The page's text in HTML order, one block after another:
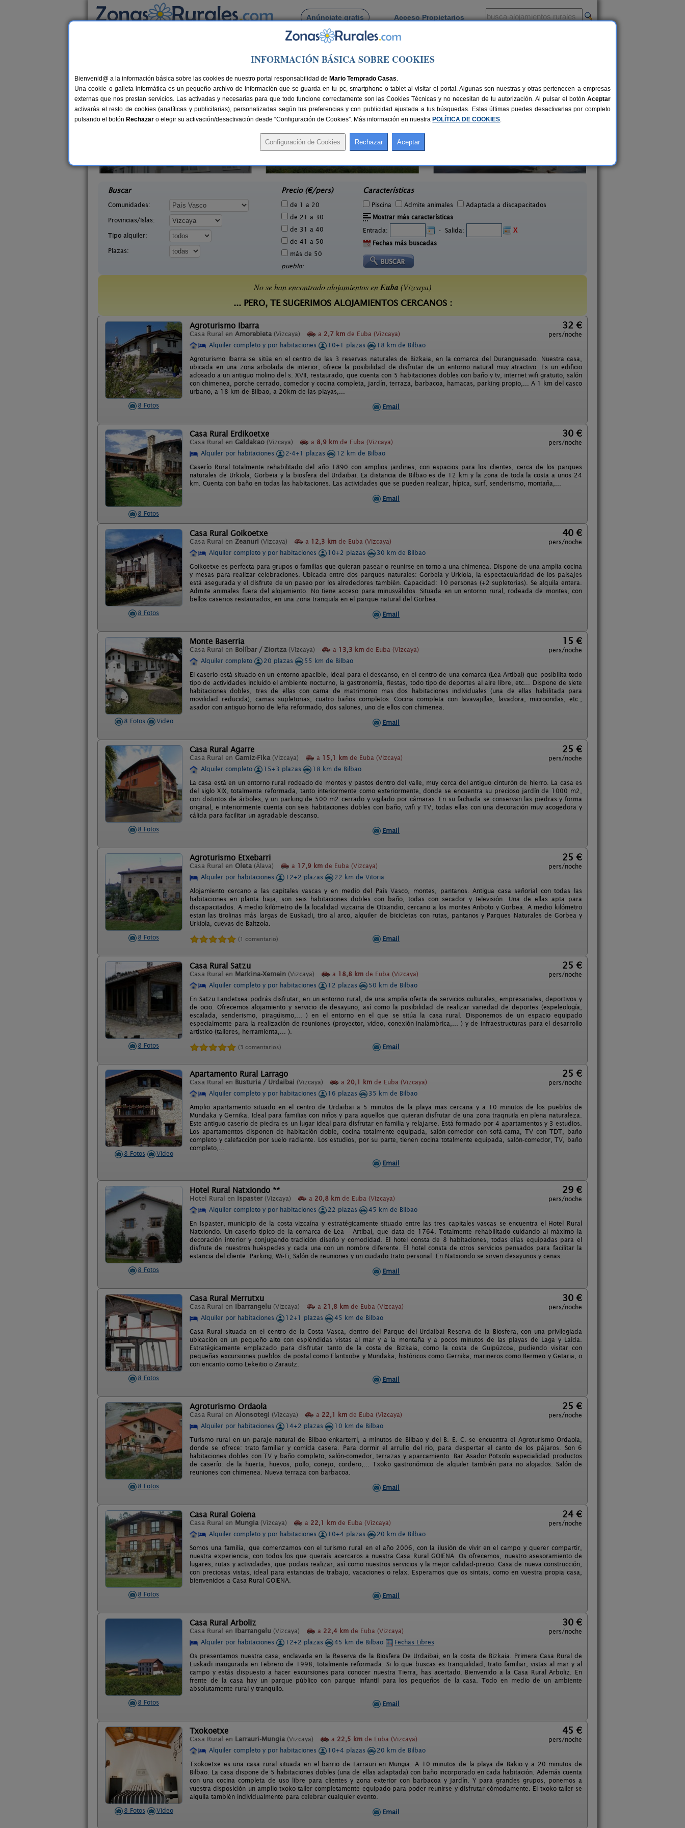
Anúnciate gratis Acceso Propietarios
Busca por pueblo
Casas Rurales cerca de Euba
30 €
Casa Rural Arboliz
Buscar
Comunidades:
Provincias/Islas:
Tipo alquiler:
Plazas:
Precio (€/pers)
de 1 a 20
de 21 a 30
de 31 a 40
de 41 a 50
más de 50
pueblo:
Características
Piscina Admite animales
Adaptada a discapacitados
Mostrar más características
Entrada:
- Salida:
X
Fechas más buscadas
No se han encontrado alojamientos enEuba (Vizcaya)
... PERO, TE SUGERIMOS ALOJAMIENTOS CERCANOS :
8 Fotos
Agroturismo Ibarra
Casa Rural en Amorebieta (Vizcaya) a 2,7 km de Euba (Vizcaya)
32 €
pers/noche
Alquiler completo y por habitaciones
10+1 plazas
18 km de Bilbao
Agroturismo Ibarra se sitúa en el centro de las 3 reservas naturales de Bizkaia, en la comarca del Duranguesado. Nuestra casa,
ubicada en una zona arbolada de interior, ofrece la posibilidad de disfrutar de un entorno natural muy atractivo. Es un edificio
adosado a un antiguo molino del s. XVII, restaurado, que cuenta con 5 habitaciones dobles con baño y tv, internet wifi gratuito, salón
con chimenea, porche cerrado, comedor y cocina completa, jardín, terraza, barbacoa, hamacas, parking propio,... A 1 km del casco
urbano, a 18 km de Bilbao, a 20km de las playas,...
Email
8 Fotos
Casa Rural Erdikoetxe
Casa Rural en Galdakao (Vizcaya) a 8,9 km de Euba (Vizcaya)
30 €
pers/noche
Alquiler por habitaciones
2-4+1 plazas
12 km de Bilbao
Caserío Rural totalmente rehabilitado del año 1890 con amplios jardines, con espacios para los clientes, cerca de los parques
naturales de Urkiola, Gorbeia y la biosfera del Urdaibai. La distancia de Bilbao es de 12 km y la zona de toda la costa a unos 24
km. Cuenta con baño en todas las habitaciones. Las actividades que se pueden realizar, hípica, surf, senderismo, montaña,...
Email
8 Fotos
Casa Rural Goikoetxe
Casa Rural en Zeanuri (Vizcaya) a 12,3 km de Euba (Vizcaya)
40 €
pers/noche
Alquiler completo y por habitaciones
10+2 plazas
30 km de Bilbao
Goikoetxe es perfecta para grupos o familias que quieran pasear o reunirse en torno a una chimenea. Dispone de una amplia cocina
y mesas para realizar celebraciones. Ubicada entre dos parques naturales: Gorbeia y Urkiola, la espectacularidad de los paisajes
está asegurada y el disfrute de un paseo por los alrededores también. Capacidad: 10 personas (+2 supletorias). Se alquila entera.
Admite animales fuera del alojamiento. No tiene acceso para minusválidos. Situada en un entorno rural, rodeada de montes, con
bellos caserios restaurados, en una zona tranquila en el parque natural del Gorbea.
Email
8 Fotos Video
Monte Baserria
Casa Rural en Bolíbar / Ziortza (Vizcaya) a 13,3 km de Euba (Vizcaya)
15 €
pers/noche
Alquiler completo
20 plazas
55 km de Bilbao
El caserío está situado en un entorno apacible, ideal para el descanso, en el centro de una comarca (Lea-Artibai) que posibilita todo
tipo de actividades incluido el ambiente nocturno, la gastronomía, fiestas, todo tipo de deportes al aire libre, etc... Dispone de siete
habitaciones dobles, tres de ellas con cama de matrimonio mas dos habitaciones individuales (una de ellas habilitada para
movilidad reducida), camas supletorias, cuatro baños completos. Cocina completa con lavavajillas, lavadora, microondas, etc.,
asador con antiguo horno de leña reformado, dos salones, uno de ellos con chimenea.
Email
8 Fotos
Casa Rural Agarre
Casa Rural en Gamiz-Fika (Vizcaya) a 15,1 km de Euba (Vizcaya)
25 €
pers/noche
Alquiler completo
15+3 plazas
18 km de Bilbao
La casa está en un entorno rural rodeado de montes y pastos dentro del valle, muy cerca del antiguo cinturón de hierro. La casa es
del siglo XIX, totalmente reformada, tanto interiormente como exteriormente, donde se encuentra su precioso jardín de 1000 m2,
con distintos de árboles, y un parking de 500 m2 cerrado y vigilado por cámaras. En su fachada se conservan las piedras y forma
original, e interiormente cuenta con seis habitaciones dobles con baño, wifi y TV, todas ellas con una decoración muy acogedora y
cálida para facilitar un agradable descanso.
Email
8 Fotos
Agroturismo Etxebarri
Casa Rural en Oleta (Álava) a 17,9 km de Euba (Vizcaya)
25 €
pers/noche
Alquiler por habitaciones
12+2 plazas
22 km de Vitoria
Alojamiento cercano a las capitales vascas y en medio del País Vasco, montes, pantanos. Antigua casa señorial con todas las
habitaciones en planta baja, son seis habitaciones dobles con baño, todas con secador y televisión. Una de ellas apta para
discapacitados. A medio kilómetro de la localidad vizcaina de Otxandio, cercano a los montes Anboto y Gorbea. A medio kilómetro
estan las tirolinas más largas de Euskadi, tiro al arco, alquiler de bicicletas con rutas, pantanos y Parques Naturales de Gorbea y
Urkiola, cuevas de Baltzola.
(1 comentario) Email
8 Fotos
Casa Rural Satzu
Casa Rural en Markina-Xemein (Vizcaya) a 18,8 km de Euba (Vizcaya)
25 €
pers/noche
Alquiler completo y por habitaciones
12 plazas
50 km de Bilbao
En Satzu Landetxea podrás disfrutar, en un entorno rural, de una amplia oferta de servicios culturales, empresariales, deportivos y
de ocio. Ofrecemos alojamiento y servicio de desayuno, así como la posibilidad de realizar variedad de deportes (espeleología,
escalada, senderismo, piragüismo,... ) en el entorno en el que se sitúa la casa rural. Disponemos de un espacio equipado
especialmente para la realización de reuniones (proyector, video, conexión inalámbrica,... ) y de infraestructuras para el desarrollo
artístico (talleres, herramienta,... ).
(3 comentarios) Email
8 Fotos Video
Apartamento Rural Larrago
Casa Rural en Busturia / Urdaibai (Vizcaya) a 20,1 km de Euba (Vizcaya)
25 €
pers/noche
Alquiler completo y por habitaciones
16 plazas
35 km de Bilbao
Amplio apartamento situado en el centro de Urdaibai a 5 minutos de la playa mas cercana y a 10 minutos de los pueblos de
Mundaka y Gernika. Ideal para familias con niños y para aquellos que quieran disfrutar de una zona traqnuila en plena naturaleza.
Este antiguo caserío de piedra es un lugar ideal para disfrutar en familia y relajarse. Está formado por 4 apartamentos y 3 estudios.
Los apartamentos disponen de habitación doble, cocina totalmente equipada, salón-comedor con sofá-cama, TV con TDT, baño
completo y calefacción por suelo radiante. Los estudios, por su parte, tienen cocina totalmente equipada, salón-comedor, TV, baño
completo,...
Email
8 Fotos
Hotel Rural Natxiondo **
Hotel Rural en Ispaster (Vizcaya) a 20,8 km de Euba (Vizcaya)
29 €
pers/noche
Alquiler completo y por habitaciones
22 plazas
45 km de Bilbao
En Ispaster, municipio de la costa vizcaína y estratégicamente situado entre las tres capitales vascas se encuentra el Hotel Rural
Natxiondo. Un caserío típico de la comarca de Lea – Artibai, que data de 1764. Totalmente rehabilitado cuidando al máximo la
decoración interior y conjugando tradición diseño y comodidad. El hotel consta de 8 habitaciones, todas ellas equipadas para el
disfrute de nuestros huéspedes y cada una con un nombre diferente. El hotel consta de otros servicios pensados para facilitar la
estancia del cliente: Parking, Wi-Fi, Salón de reuniones y un cuidado trato personal. En Natxiondo se sirven desayunos y cenas.
Email
8 Fotos
Casa Rural Merrutxu
Casa Rural en Ibarrangelu (Vizcaya) a 21,8 km de Euba (Vizcaya)
30 €
pers/noche
Alquiler por habitaciones
12+1 plazas
45 km de Bilbao
Casa Rural situada en el centro de la Costa Vasca, dentro del Parque del Urdaibai Reserva de la Biosfera, con una privilegiada
ubicación en un pequeño alto con espléndidas vistas al mar y a la montaña y a pocos minutos de las playas de Laga y Laida.
Estratégicamente emplazado para disfrutar tanto de la costa de Bizkaia, como la costa de Guipúzcoa, pudiendo visitar con
pequeñas excursiones pueblos de postal como Elantxobe y Mundaka, históricos como Gernika, marineros como Bermeo y Getaria, o
con encanto como Lekeitio o Zarautz.
Email
8 Fotos
Agroturismo Ordaola
Casa Rural en Alonsotegi (Vizcaya) a 22,1 km de Euba (Vizcaya)
25 €
pers/noche
Alquiler por habitaciones
14+2 plazas
10 km de Bilbao
Turismo rural en un paraje natural de Bilbao enkarterri, a minutos de Bilbao y del B. E. C. se encuentra el Agroturismo Ordaola,
donde se ofrece: trato familiar y comida casera. Para dormir el arrullo del rio, para despertar el canto de los pájaros. Son 6
habitaciones dobles con TV y baño completo, salón-comedor, terrazas y aparcamiento. Bar Asador Potxolo especialidad productos
de caserío: de la huerta, huevos, pollo, conejo, cordero,... Txoko gastronómico de alquiler también para no alojados. Salón de
reuniones con chimenea. Nueva terraza con barbacoa.
Email
8 Fotos
Casa Rural Goiena
Casa Rural en Mungia (Vizcaya) a 22,1 km de Euba (Vizcaya)
24 €
pers/noche
Alquiler completo y por habitaciones
10+4 plazas
20 km de Bilbao
Somos una familia, que comenzamos con el turismo rural en el año 2006, con la ilusión de vivir en el campo y querer compartir,
nuestra experiencia, con todos los que queraís acercaros a nuestra Casa Rural GOIENA. Os ofrecemos, nuestro asesoramiento de
lugares, rutas y actividades, que podais realizar, así como nuestros servicios y la mejor calidad-precio. Casa de nueva construcción,
con preciosas vistas, ideal para estancias de trabajo, vacaciones o relax. Esperamos que os sintais, como en vuestra propia casa,
bienvenidos a Casa Rural GOIENA.
Email
8 Fotos
Casa Rural Arboliz
Casa Rural en Ibarrangelu (Vizcaya) a 22,4 km de Euba (Vizcaya)
30 €
pers/noche
Alquiler por habitaciones
12+2 plazas 45 km de Bilbao
Fechas Libres
Os presentamos nuestra casa, enclavada en la Reserva de la Biosfera De Urdaibai, en la costa de Bizkaia. Primera Casa Rural de
Euskadi inaugurada en Febrero de 1998, totalmente reformada. Si lo que buscas es tranquilidad, trato familiar, vistas al mar y al
campo y estás dispuesto a hacer excursiones para conocer nuestra Tierra, has acertado. Bienvenido a la Casa Rural Arboliz. En
frente de la casa hay un parque público con parque infantil para los pequeños de la casa. Todo en medio de un ambiente
absolutamente rural y tranquilo.
Email
8 Fotos Video
Txokoetxe
Casa Rural en Larrauri-Mungia (Vizcaya) a 22,5 km de Euba (Vizcaya)
45 €
pers/noche
Alquiler completo y por habitaciones
10+4 plazas
20 km de Bilbao
Txokoetxe es una casa rural situada en el barrio de Larrauri en Mungia. A 10 minutos de la playa de Bakio y a 20 minutos de
Bilbao. La casa dispone de 5 habitaciones dobles (una de ellas adaptada) con baño incorporado en cada habitación. Además cuenta
con una cocina completa de uso libre para clientes y zona exterior con barbacoa y jardín. Y para grandes grupos, ponemos a
vuestra disposición un amplio txoko-taller completamente equipado para poder reunirse y disfrutar cómodamente. El txoko-taller se
alquila también individualmente para celebrar cualquier evento.
Email
INFORMACIÓN BÁSICA SOBRE COOKIES
Bienvenid@ a la información básica sobre las cookies de nuestro portal responsabilidad de Mario Temprado Casas.
Una cookie o galleta informática es un pequeño archivo de información que se guarda en tu pc, smartphone o tablet al visitar el portal. Algunas son nuestras y otras pertenecen a empresas
externas que nos prestan servicios. Las activadas y necesarias para que todo funcione correctamente son las Cookies Técnicas y no necesitan de tu autorización. Al pulsar el botón Aceptar
activarás el resto de cookies (analíticas y publicitarias), personalizadas según tus preferencias y con publicidad ajustada a tus búsquedas. Estas últimas puedes desactivarlas por completo
pulsando el botón Rechazar o elegir su activación/desactivación desde “Configuración de Cookies”. Más información en nuestra POLÍTICA DE COOKIES.